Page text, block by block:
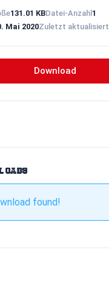
131.01 KBDatei-Anzahl 1
Mai 2020Zuletzt aktualisiert
Download
found!